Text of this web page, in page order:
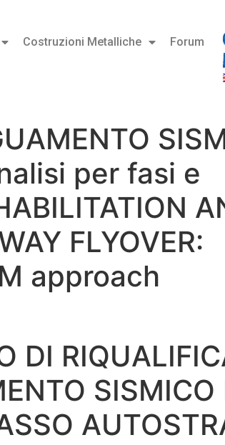
Costruzioni Metalliche Forum
per fasi e
FLYOVER:
approach
DI
SISMICO